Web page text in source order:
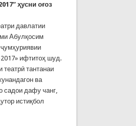
ҳусни оғоз
давлатии
Абулқосим
ифтитоҳ шуд.
тантанаи
ва
садои дафу чанг,
истиқбол